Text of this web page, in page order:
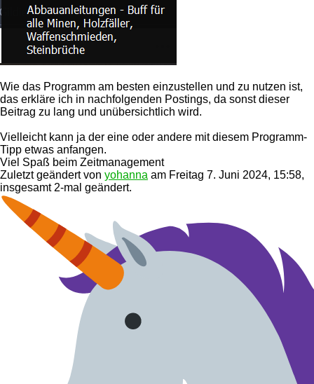
Wie das Programm am besten einzustellen und zu nutzen ist,
das erkläre ich in nachfolgenden Postings, da sonst dieser
Beitrag zu lang und unübersichtlich wird.
Vielleicht kann ja der eine oder andere mit diesem Programm-
Tipp etwas anfangen.
Viel Spaß beim Zeitmanagement
Zuletzt geändert von yohanna am Freitag 7. Juni 2024, 15:58,
insgesamt 2-mal geändert.